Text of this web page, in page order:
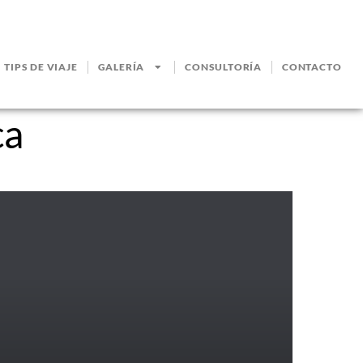
TIPS DE VIAJE GALERÍA CONSULTORÍA CONTACTO